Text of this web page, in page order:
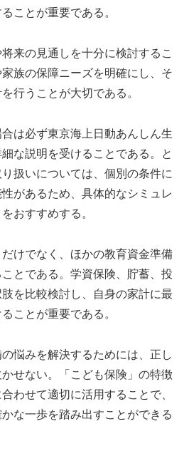
ことが重要である。
来の見通しを十分に検討するこ
族の保障ニーズを明確にし、そ
行うことが大切である。
は必ず東京海上日動あんしん生
な説明を受けることである。と
扱いについては、個別の条件に
があるため、具体的なシミュレ
おすすめする。
けでなく、ほかの教育資金準備
とである。学資保険、貯蓄、投
を比較検討し、自身の家計に最
ことが重要である。
悩みを解決するためには、正し
せない。「こども保険」の特徴
わせて適切に活用することで、
な一歩を踏み出すことができる